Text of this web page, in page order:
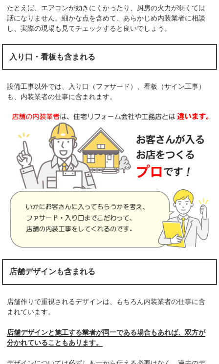
たとえば、エアコンが効きにくかったり、厨房の火力が弱くては
話になりません。細かな点を含めて、あらかじめ内装業者に相談
し、実際の現場も見てチェックすると良いでしょう。
入り口・看板も含まれる
設備工事以外では、入り口（ファサード）、看板（サイン工事）
も、内装業者の仕事に含まれます。
店舗デザインも含まれる
店舗作りで重視されるデザインは、もちろん内装業者の仕事に含
まれています。
店舗デザインと施工する業者が同一である場合もあれば、双方が
分かれていることもあります。